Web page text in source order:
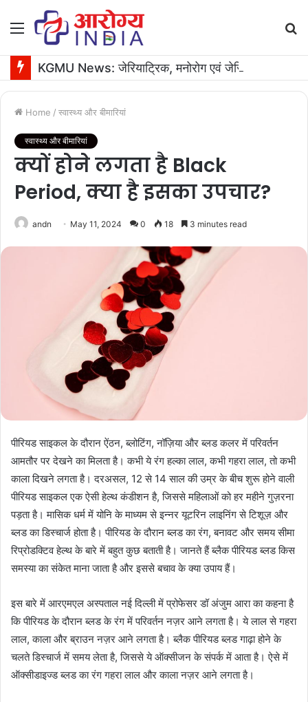
Menu
Home / स्वास्थ्य और बीमारियां
स्वास्थ्य और बीमारियां
क्यों होने लगता है Black
Period, क्या है इसका उपचार?
andn May 11, 2024 0 18 3 minutes read
पीरियड साइकल के दौरान ऐंठन, ब्लोटिंग, नॉज़िया और ब्लड कलर में परिवर्तन
आमतौर पर देखने का मिलता है। कभी ये रंग हल्का लाल, कभी गहरा लाल, तो कभी
काला दिखने लगता है। दरअसल, 12 से 14 साल की उम्र के बीच शुरू होने वाली
पीरियड साइकल एक ऐसी हेल्थ कंडीशन है, जिससे महिलाओं को हर महीने गुज़रना
पड़ता है। मासिक धर्म में योनि के माध्यम से इन्नर यूटरिन लाइनिंग से टिशूज़ और
ब्लड का डिस्चार्ज होता है। पीरियड के दौरान ब्लड का रंग, बनावट और समय सीमा
रिप्रोडक्टिव हेल्थ के बारे में बहुत कुछ बताती है। जानते हैं ब्लैक पीरियड ब्लड किस
समस्या का संकेत माना जाता है और इससे बचाव के क्या उपाय हैं।
इस बारे में आरएमएल अस्पताल नई दिल्ली में प्रोफेसर डॉ अंजुम आरा का कहना है
कि पीरियड के दौरान ब्लड के रंग में परिवर्तन नज़र आने लगता है। ये लाल से गहरा
लाल, काला और ब्राउन नज़र आने लगता है। ब्लैक पीरियड ब्लड गाढ़ा होने के
चलते डिस्चार्ज में समय लेता है, जिससे ये ऑक्सीजन के संपर्क में आता है। ऐसे में
ऑक्सीडाइज्ड ब्लड का रंग गहरा लाल और काला नज़र आने लगता है।